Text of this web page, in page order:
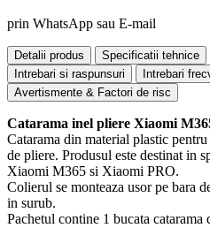
prin WhatsApp sau E-mail
Detalii produs Specificatii tehnice
Intrebari si raspunsuri
Intrebari
Avertismente & Factori de risc
Catarama inel pliere Xiaomi
Catarama din material plastic
de pliere. Produsul este destinat in
Xiaomi M365 si Xiaomi PRO.
Colierul se monteaza usor pe bara
in surub.
Pachetul contine 1 bucata catarama